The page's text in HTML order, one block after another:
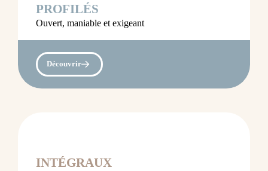
PROFILÉS
Ouvert, maniable et exigeant
Découvrir
INTÉGRAUX